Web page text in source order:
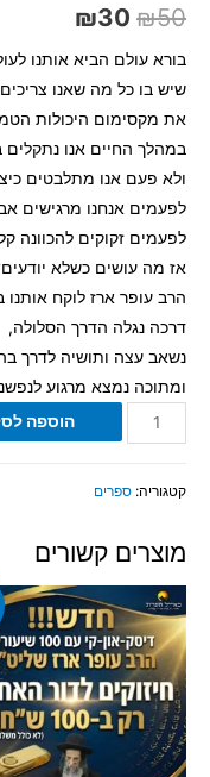
₪50
₪30
בורא עולם הביא אותנו
שיש בו כל מה שאנו
את מקסימום היכולות
במהלך החיים אנו
ולא פעם אנו מתלבטים
לפעמים אנחנו מרגישים
לפעמים זקוקים להכוונה
אז מה עושים כשלא
הרב עופר ארז לוקח אותנו
דרכה נגלה הדרך הסלולה,
נשאב עצה ותושיה לדרך
ומתוכה נמצא מרגוע
הוספה
קטגוריה: ספרים
מוצרים קשורים